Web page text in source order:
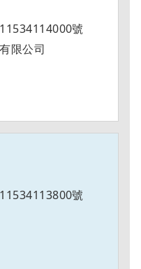
號
限公司
號